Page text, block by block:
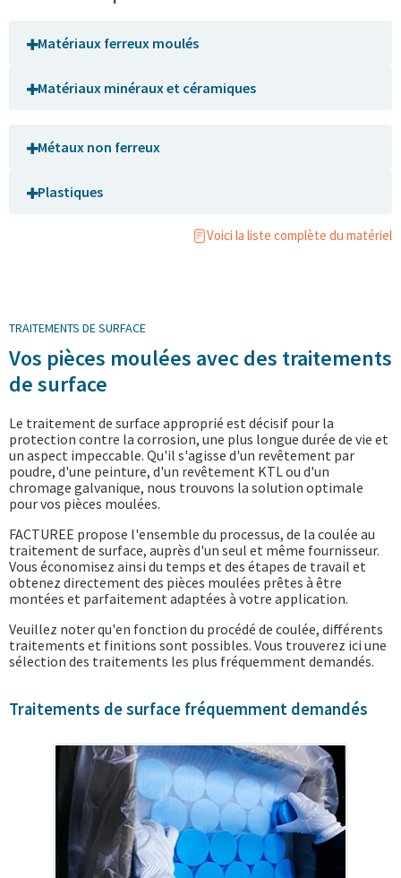
Matériaux ferreux moulés
Matériaux minéraux et céramiques
Métaux non ferreux
Plastiques
Voici la liste complète du matériel
TRAITEMENTS DE SURFACE
Vos pièces moulées avec des traitements
de surface
Le traitement de surface approprié est décisif pour la
protection contre la corrosion, une plus longue durée de vie et
un aspect impeccable. Qu'il s'agisse d'un revêtement par
poudre, d'une peinture, d'un revêtement KTL ou d'un
chromage galvanique, nous trouvons la solution optimale
pour vos pièces moulées.
FACTUREE propose l'ensemble du processus, de la coulée au
traitement de surface, auprès d'un seul et même fournisseur.
Vous économisez ainsi du temps et des étapes de travail et
obtenez directement des pièces moulées prêtes à être
montées et parfaitement adaptées à votre application.
Veuillez noter qu'en fonction du procédé de coulée, différents
traitements et finitions sont possibles. Vous trouverez ici une
sélection des traitements les plus fréquemment demandés.
Traitements de surface fréquemment demandés